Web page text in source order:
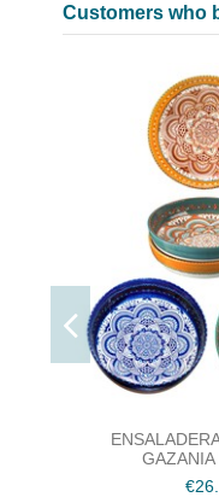
Customers who
GAZANIA